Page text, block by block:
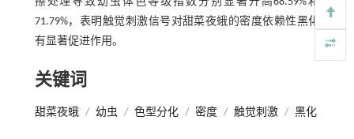
71.79%，表明触觉刺激信号对甜菜夜蛾的密度依赖性黑化
有显著促进作用。
关键词
甜菜夜蛾 / 幼虫 / 色型分化 / 密度 / 触觉刺激 / 黑化